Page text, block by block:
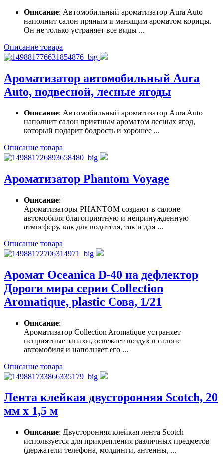
Описание: Автомобильный ароматизатор Aura Auto
наполнит салон пряным и манящим ароматом корицы.
Он не только устраняет все виды ...
Описание товара
Ароматизатор автомобильный Aura
Auto, подвесной, лесные ягоды
Описание: Автомобильный ароматизатор Aura Auto
наполнит салон приятным ароматом лесных ягод,
который подарит бодрость и хорошее ...
Описание товара
Ароматизатор Phantom Voyage
Описание:
Ароматизаторы PHANTOM создают в салоне
автомобиля благоприятную и непринужденную
атмосферу, как для водителя, так и для ...
Описание товара
Аромат Oceanica D-40 на дефлектор
Дороги мира серии Collection
Aromatique, plastic Сова, 1/21
Описание:
Ароматизатор Collection Aromatique устраняет
неприятные запахи, освежает воздух в салоне
автомобиля и наполняет его ...
Описание товара
Лента клейкая двусторонняя Scotch, 20
мм х 1,5 м
Описание: Двусторонняя клейкая лента Scotch
используется для прикрепления различных предметов
(держатели телефона, молдинги, антенны, ...